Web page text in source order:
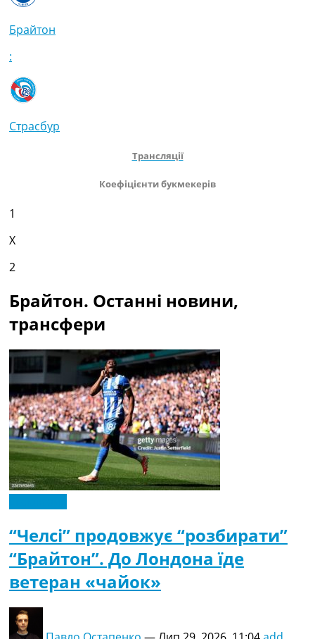
Брайтон
:
Страсбур
Трансляції
Коефіцієнти букмекерів
1
X
2
Брайтон. Останні новини,
трансфери
“Челсі” продовжує “розбирати”
“Брайтон”. До Лондона їде
ветеран «чайок»